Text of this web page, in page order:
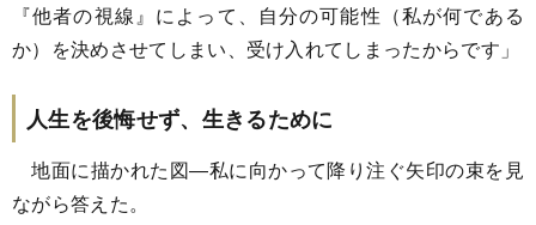
『他者の視線』によって、自分の可能性（私が何である
か）を決めさせてしまい、受け入れてしまったからです」
人生を後悔せず、生きるために
地面に描かれた図―私に向かって降り注ぐ矢印の束を見
ながら答えた。